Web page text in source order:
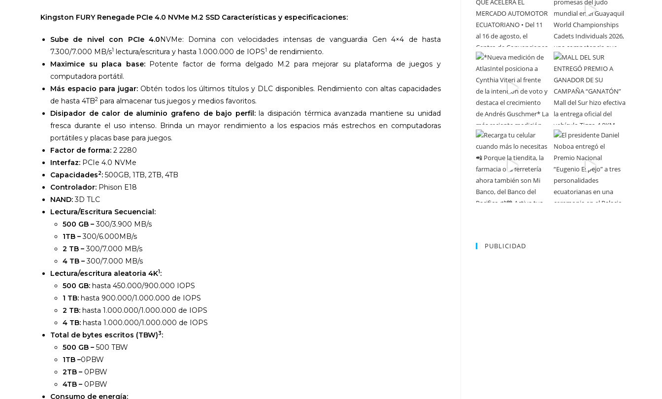
Kingston FURY Renegade PCIe 4.0 NVMe M.2 SSD Características y especificaciones:
Sube de nivel con PCIe 4.0 NVMe: Domina con velocidades intensas de vanguardia Gen 4×4 de hasta
7.300/7.000 MB/s1 lectura/escritura y hasta 1.000.000 de IOPS1 de rendimiento.
Maximice su placa base:Potente factor de forma delgado M.2 para mejorar su plataforma de juegos y
computadora portátil.
Más espacio para jugar: Obtén todos los últimos títulos y DLC disponibles. Rendimiento con altas capacidades
de hasta 4TB2 para almacenar tus juegos y medios favoritos.
Disipador de calor de aluminio grafeno de bajo perfil:la disipación térmica avanzada mantiene su unidad
fresca durante el uso intenso. Brinda un mayor rendimiento a los espacios más estrechos en computadoras
portátiles y placas base para juegos.
Factor de forma: 2 2280
Interfaz: PCIe 4.0 NVMe
Capacidades2: 500GB, 1TB, 2TB, 4TB
Controlador: Phison E18
NAND:3D TLC
Lectura/Escritura Secuencial:
500 GB –300/3.900 MB/s
1TB –300/6.000MB/s
2 TB –300/7.000 MB/s
4 TB –300/7.000 MB/s
Lectura/escritura aleatoria 4K1 :
500 GB: hasta 450.000/900.000 IOPS
1 TB: hasta 900.000/1.000.000 de IOPS
2 TB: hasta 1.000.000/1.000.000 de IOPS
4 TB: hasta 1.000.000/1.000.000 de IOPS
Total de bytes escritos (TBW)3:
500 GB – 500 TBW
1TB –0PBW
2TB – 0PBW
4TB – 0PBW
Consumo de energía:
PUBLICIDAD